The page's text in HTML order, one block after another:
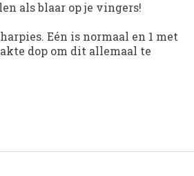
als blaar op je vingers!
Eén is normaal en 1 met
dop om dit allemaal te